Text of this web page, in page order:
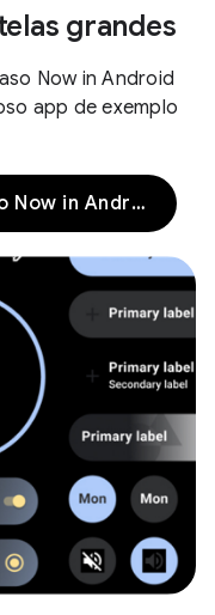
grandes
Now in Android
app de exemplo
Acessar o estudo de caso do Now in Android